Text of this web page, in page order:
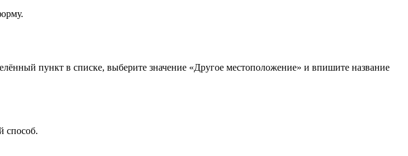
пункт в списке, выберите значение «Другое местоположение» и впишите название
способ.